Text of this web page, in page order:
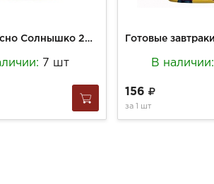
Гранола Ясно Солнышко 250г цветная Малина-миндаль
7 шт В наличии:
156
за 1 шт